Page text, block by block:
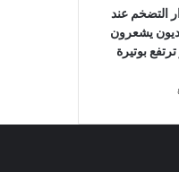
التضخم عند
يشعرون
بوتيرة